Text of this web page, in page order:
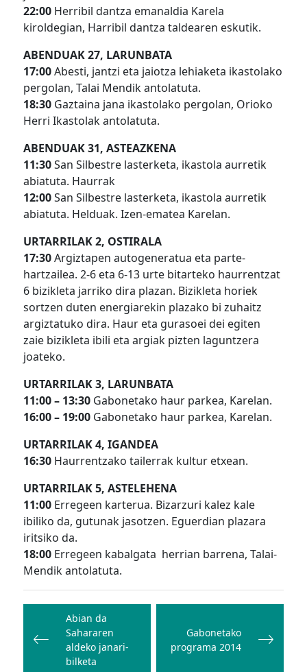
22:00 Herribil dantza emanaldia Karela
kiroldegian, Harribil dantza taldearen eskutik.
ABENDUAK 27, LARUNBATA
17:00Abesti, jantzi eta jaiotza lehiaketa ikastolako
pergolan, Talai Mendik antolatuta.
18:30 Gaztaina jana ikastolako pergolan, Orioko
Herri Ikastolak antolatuta.
ABENDUAK 31, ASTEAZKENA
11:30San Silbestre lasterketa, ikastola aurretik
abiatuta. Haurrak
12:00San Silbestre lasterketa, ikastola aurretik
abiatuta. Helduak. Izen-ematea Karelan.
URTARRILAK 2, OSTIRALA
17:30Argiztapen autogeneratua eta parte-
hartzailea. 2-6 eta 6-13 urte bitarteko haurrentzat
6 bizikleta jarriko dira plazan. Bizikleta horiek
sortzen duten energiarekin plazako bi zuhaitz
argiztatuko dira. Haur eta gurasoei dei egiten
zaie bizikleta ibili eta argiak pizten laguntzera
joateko.
URTARRILAK 3, LARUNBATA
11:00 – 13:30 Gabonetako haur parkea, Karelan.
16:00 – 19:00 Gabonetako haur parkea, Karelan.
URTARRILAK 4, IGANDEA
16:30 Haurrentzako tailerrak kultur etxean.
URTARRILAK 5, ASTELEHENA
11:00 Erregeen karterua. Bizarzuri kalez kale
ibiliko da, gutunak jasotzen. Eguerdian plazara
iritsiko da.
18:00 Erregeen kabalgata herrian barrena, Talai-
Mendik antolatuta.
Bidalketetan
zehar
nabigatu
Abian da
Sahararen
aldeko janari-
bilketa
Gabonetako
programa 2014